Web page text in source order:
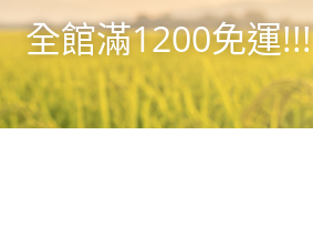
全館滿1200免運!!!